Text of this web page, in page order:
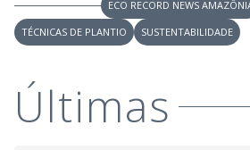
V
d ECO RECORD NEWS
TÉCNICAS DE PLANTIO
SUSTENTABILIDADE
Últimas